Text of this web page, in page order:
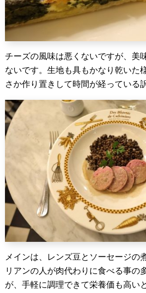
チーズの風味は悪くないですが、美
ないです。生地も具もかなり乾いた
さか作り置きして時間が経っている
メインは、レンズ豆とソーセージの
リアンの人が肉代わりに食べる事の
が、手軽に調理できて栄養価も高い